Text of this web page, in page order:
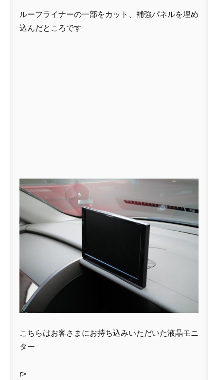
ルーフライナーの一部をカット、補強パネルを埋め
込んだところです
こちらはお客さまにお持ち込みいただいた液晶モニ
ター
r>